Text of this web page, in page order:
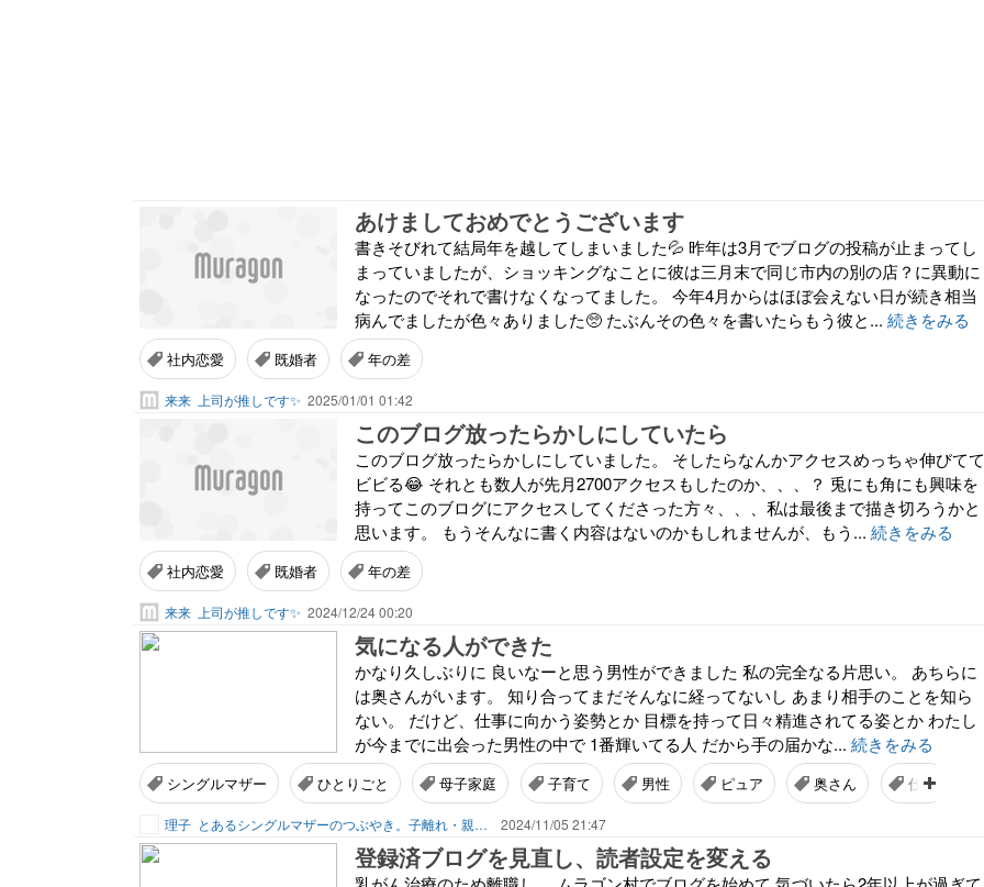
あけましておめでとうございます
書きそびれて結局年を越してしまいました💦 昨年は3月でブログの投稿が止まってし
まっていましたが、ショッキングなことに彼は三月末で同じ市内の別の店？に異動に
なったのでそれで書けなくなってました。 今年4月からはほぼ会えない日が続き相当
病んでましたが色々ありました🥺 たぶんその色々を書いたらもう彼と... 続きをみる
社内恋愛 既婚者 年の差
来来 上司が推しです✨ 2025/01/01 01:42
このブログ放ったらかしにしていたら
このブログ放ったらかしにしていました。 そしたらなんかアクセスめっちゃ伸びてて
ビビる😂 それとも数人が先月2700アクセスもしたのか、、、？ 兎にも角にも興味を
持ってこのブログにアクセスしてくださった方々、、、私は最後まで描き切ろうかと
思います。 もうそんなに書く内容はないのかもしれませんが、もう... 続きをみる
社内恋愛 既婚者 年の差
来来 上司が推しです✨ 2024/12/24 00:20
気になる人ができた
かなり久しぶりに 良いなーと思う男性ができました 私の完全なる片思い。 あちらに
は奥さんがいます。 知り合ってまだそんなに経ってないし あまり相手のことを知ら
ない。 だけど、仕事に向かう姿勢とか 目標を持って日々精進されてる姿とか わたし
が今までに出会った男性の中で 1番輝いてる人 だから手の届かな... 続きをみる
シングルマザー ひとりごと 母子家庭 子育て 男性 ピュア 奥さん 仕事
理子 とあるシングルマザーのつぶやき。子離れ・親離れ 2024/11/05 21:47
登録済ブログを見直し、読者設定を変える